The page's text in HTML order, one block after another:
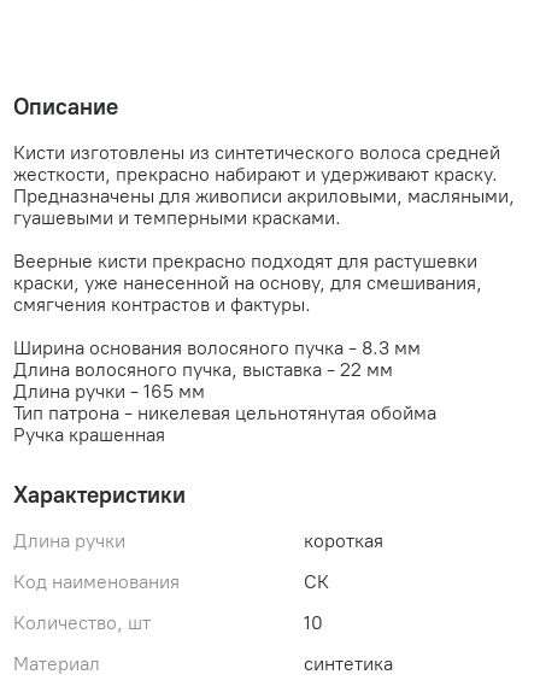
Описание
Кисти изготовлены из синтетического волоса средней
жесткости, прекрасно набирают и удерживают краску.
Предназначены для живописи акриловыми, масляными,
гуашевыми и темперными красками.
Веерные кисти прекрасно подходят для растушевки
краски, уже нанесенной на основу, для смешивания,
смягчения контрастов и фактуры.
Ширина основания волосяного пучка - 8.3 мм
Длина волосяного пучка, выставка - 22 мм
Длина ручки - 165 мм
Тип патрона - никелевая цельнотянутая обойма
Ручка крашенная
Характеристики
Длина ручки
короткая
Код наименования
СК
Количество, шт
10
Материал
синтетика